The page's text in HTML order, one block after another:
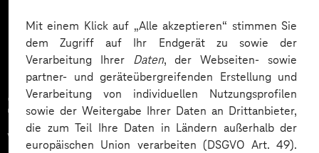
Mit einem Klick auf „Alle akzeptieren“ stimmen Sie
dem Zugriff auf Ihr Endgerät zu sowie der
Verarbeitung Ihrer Daten, der Webseiten- sowie
partner- und geräteübergreifenden Erstellung und
Verarbeitung von individuellen Nutzungsprofilen
sowie der Weitergabe Ihrer Daten an Drittanbieter,
die zum Teil Ihre Daten in Ländern außerhalb der
europäischen Union verarbeiten (DSGVO Art. 49).
Zahlreiche Unternehmen
vertrauen auf unsere